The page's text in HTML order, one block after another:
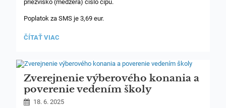
priezvisko (medzera) číslo čipu.
Poplatok za SMS je 3,69 eur.
A potom už len prilož ISIC kartu k terminálu, ktorý má p.uč.
NEZABUDNI
PLATNOSŤ
ISIC
KVÔLI
ZĽAVE
NA
DOPRAVU:
ČÍTAŤ VIAC
Zverejnenie výberového konania a
poverenie vedením školy
18. 6. 2025